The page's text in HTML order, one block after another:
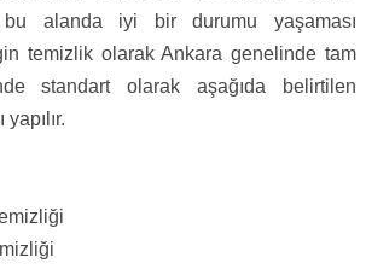
alanda iyi bir durumu yaşaması
temizlik olarak Ankara genelinde tam
standart olarak aşağıda belirtilen